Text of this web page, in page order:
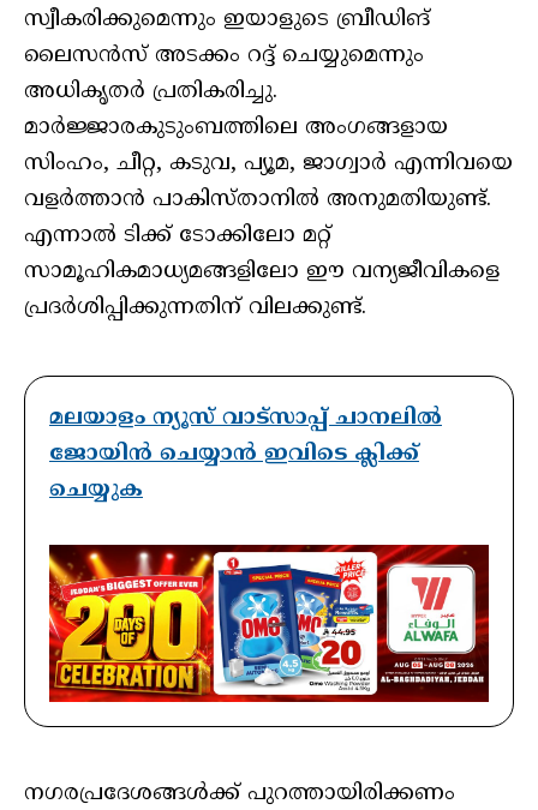
സ്വീകരിക്കുമെന്നും ഇയാളുടെ ബ്രീഡിങ്
ലൈസന്‍സ് അടക്കം റദ്ദ് ചെയ്യുമെന്നും
അധികൃതര്‍ പ്രതികരിച്ചു.
മാര്‍ജ്ജാരകുടുംബത്തിലെ അംഗങ്ങളായ
സിംഹം, ചീറ്റ, കടുവ, പ്യൂമ, ജാഗ്വാര്‍ എന്നിവയെ
വളര്‍ത്താന്‍ പാകിസ്താനില്‍ അനുമതിയുണ്ട്.
എന്നാല്‍ ടിക്ക് ടോക്കിലോ മറ്റ്
സാമൂഹികമാധ്യമങ്ങളിലോ ഈ വന്യജീവികളെ
പ്രദര്‍ശിപ്പിക്കുന്നതിന് വിലക്കുണ്ട്.
മലയാളം ന്യൂസ് വാട്സാപ്പ് ചാനലിൽ
ജോയിൻ ചെയ്യാൻ ഇവിടെ ക്ലിക്ക്
ചെയ്യുക
നഗരപ്രദേശങ്ങള്‍ക്ക് പുറത്തായിരിക്കണം